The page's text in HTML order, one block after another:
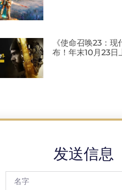
《使命召唤23：
布！年末10月23日
发送信息